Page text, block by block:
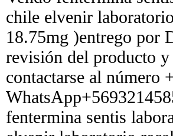
chile elvenir
18.75mg )entrego por
revisión del producto
contactarse al número
fentermina sentis